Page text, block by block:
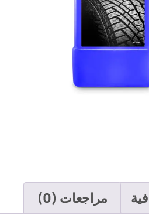
مراجعات (0)